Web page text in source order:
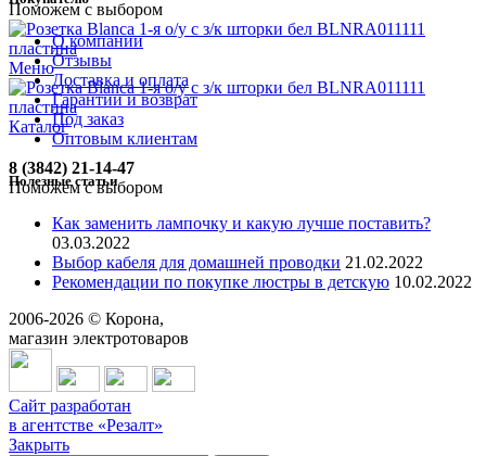
Поможем с выбором
Меню
Каталог
8 (3842) 21-14-47
Поможем с выбором
О компании
Отзывы
Доставка и оплата
Гарантии и возврат
Под заказ
Оптовым клиентам
Полезные статьи
Как заменить лампочку и какую лучше поставить?
03.03.2022
Выбор кабеля для домашней проводки 21.02.2022
Рекомендации по покупке люстры в детскую 10.02.2022
2006-2026 © Корона,
магазин электротоваров
Сайт разработан
в агентстве «Резалт»
Закрыть